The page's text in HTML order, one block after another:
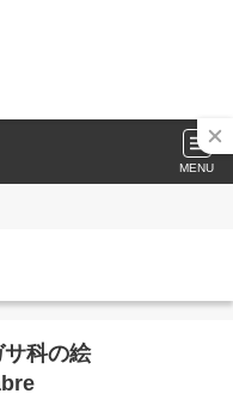
MENU
科の絵